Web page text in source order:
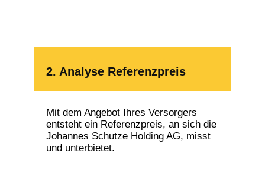
2. Analyse Referenzpreis
Mit dem Angebot Ihres Versorgers
entsteht ein Referenzpreis, an sich die
Johannes Schutze Holding AG, misst
und unterbietet.